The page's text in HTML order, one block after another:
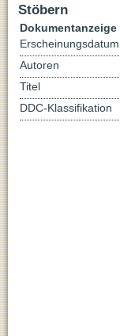
Stöbern
Dokumentanzeige
Erscheinungsdatum
Autoren
Titel
DDC-Klassifikation